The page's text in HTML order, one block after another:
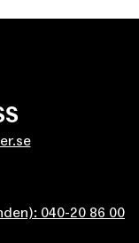
040-20 86 00